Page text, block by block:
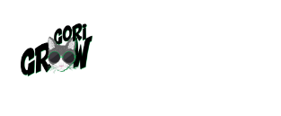
a
la
a
la